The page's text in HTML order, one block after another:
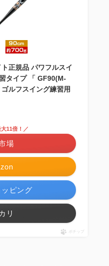
正規品 パワフルスイ
タイプ 「 GF90(M-
ルフスイング練習用
11倍！／
場
ピング
リ
ポチップ